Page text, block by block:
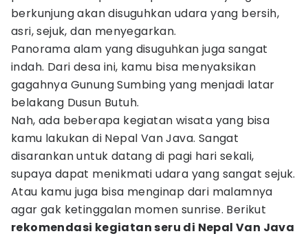
berkunjung akan disuguhkan udara yang bersih,
asri, sejuk, dan menyegarkan.
Panorama alam yang disuguhkan juga sangat
indah. Dari desa ini, kamu bisa menyaksikan
gagahnya Gunung Sumbing yang menjadi latar
belakang Dusun Butuh.
Nah, ada beberapa kegiatan wisata yang bisa
kamu lakukan di Nepal Van Java. Sangat
disarankan untuk datang di pagi hari sekali,
supaya dapat menikmati udara yang sangat sejuk.
Atau kamu juga bisa menginap dari malamnya
agar gak ketinggalan momen sunrise. Berikut
rekomendasi kegiatan seru di Nepal Van Java